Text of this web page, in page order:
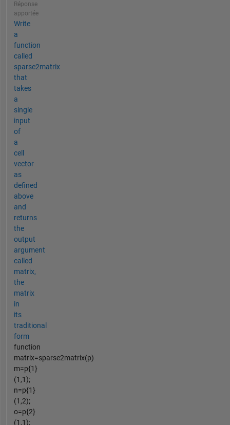
Réponse
apportée
Write
a
function
called
sparse2matrix
that
takes
a
single
input
of
a
cell
vector
as
defined
above
and
returns
the
output
argument
called
matrix,
the
matrix
in
its
traditional
form
function
matrix=sparse2matrix(p)
m=p{1}
(1,1);
n=p{1}
(1,2);
o=p{2}
(1,1);